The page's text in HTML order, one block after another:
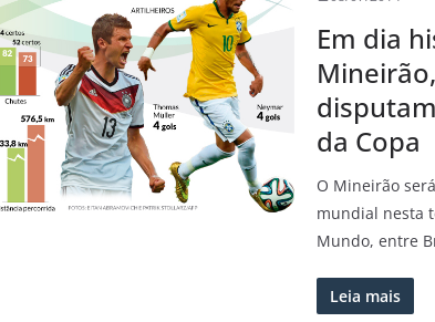
Em dia
da Copa
O Mineirão
mundial nesta
Mundo, entre
Leia mais